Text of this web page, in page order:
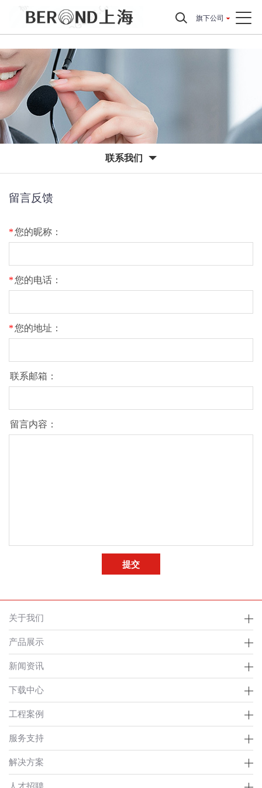
旗下公司
联系我们
留言反馈
*您的昵称：
*您的电话：
*您的地址：
联系邮箱：
留言内容：
关于我们
产品展示
新闻资讯
下载中心
工程案例
服务支持
解决方案
人才招聘